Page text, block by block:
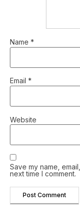
Name *
Email *
Website
Save my name,
next time I comment.